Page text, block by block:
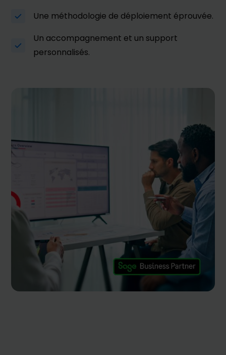
Une méthodologie de déploiement éprouvée.
Un accompagnement et un support
personnalisés.